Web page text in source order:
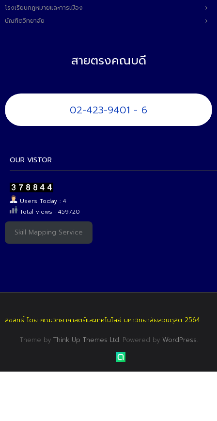
โรงเรียนกฎหมายและการเมือง
บัณฑิตวิทยาลัย
สายตรงคณบดี
02-423-9401 - 6
OUR VISTOR
Users Today : 4
Total views : 459720
Skill Mapping Service
ลิขสิทธิ์ โดย คณะวิทยาศาสตร์และเทคโนโลยี มหาวิทยาลัยสวนดุสิต 2564
Theme by Think Up Themes Ltd. Powered by WordPress.